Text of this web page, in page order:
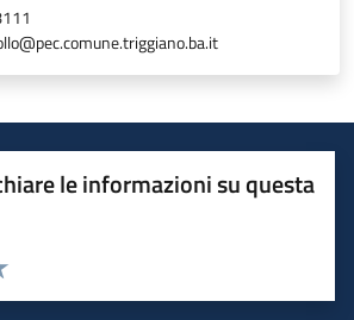
le informazioni su questa
5 stelle su 5
4 stelle su 5
su 5
su 5